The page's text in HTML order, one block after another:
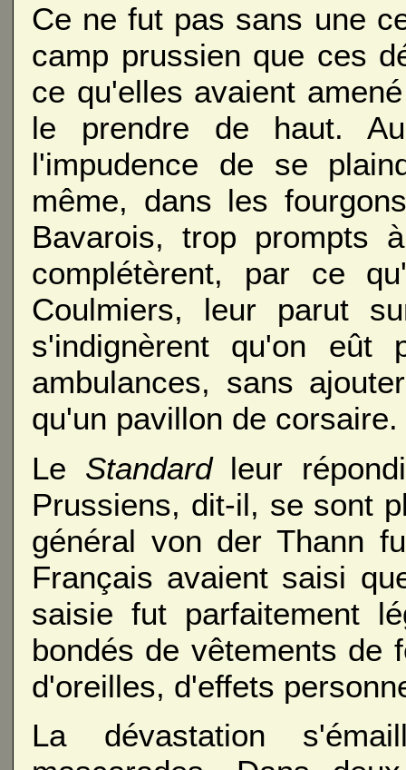
Ce ne fut pas sans une
camp prussien que ces
ce qu'elles avaient
le prendre de haut.
l'impudence de se
même, dans les
Bavarois, trop prompts
complétèrent, par ce
Coulmiers, leur parut
s'indignèrent qu'on eût
ambulances, sans
qu'un pavillon de corsaire.
Le Standardleur
Prussiens, dit-il, se sont
général von der Thann
Français avaient saisi
saisie fut parfaitement
bondés de vêtements de
d'oreilles, d'effets
La dévastation